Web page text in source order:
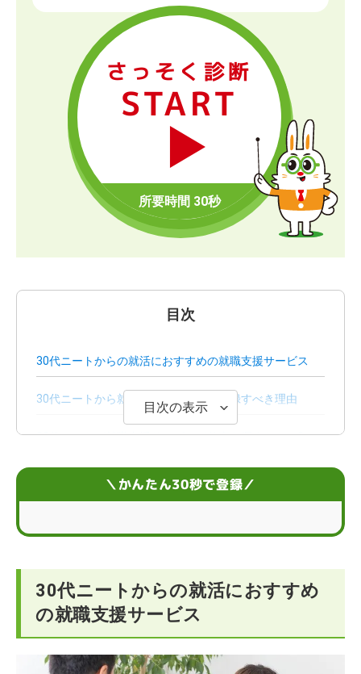
さっそく診断
START
目次
30代ニートからの就活におすすめの就職支援サービス
30代ニートから就活支援サービスに登録すべき理由
30代ニートが就職支援サービスで仕事を探すときの3つ
30代ニートが就職支援サービスを使うときに避けること
30代でニートから受ける就職支援に関するQ＆A
目次の表示
＼かんたん30秒で登録／
30代ニートからの就活におすすめ
の就職支援サービス